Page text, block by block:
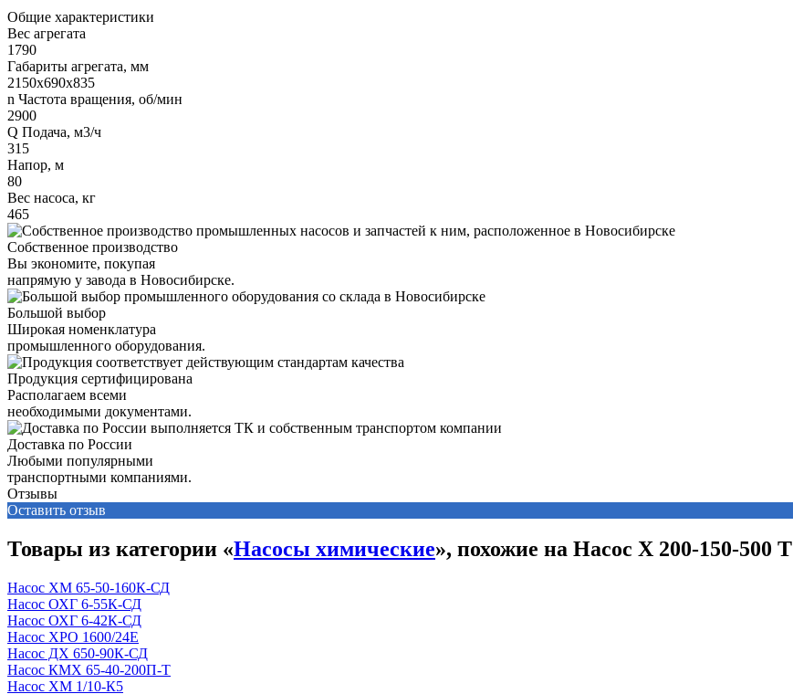
Общие характеристики
Вес агрегата
1790
Габариты агрегата, мм
2150х690х835
n Частота вращения, об/мин
2900
Q Подача, м3/ч
315
Напор, м
80
Вес насоса, кг
465
Собственное производство
Вы экономите, покупая
напрямую у завода в Новосибирске.
Большой выбор
Широкая номенклатура
промышленного оборудования.
Продукция сертифицирована
Располагаем всеми
необходимыми документами.
Доставка по России
Любыми популярными
транспортными компаниями.
Отзывы
Оставить отзыв
Товары из категории «Насосы химические», похожие на Насос Х 200-150-500 Т
Насос ХМ 65-50-160К-СД
Насос ОХГ 6-55К-СД
Насос ОХГ 6-42К-СД
Насос ХРО 1600/24Е
Насос ДХ 650-90К-СД
Насос КМХ 65-40-200П-Т
Насос ХМ 1/10-К5